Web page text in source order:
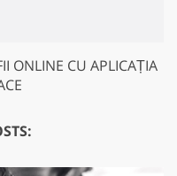
ONLINE CU APLICAȚIA